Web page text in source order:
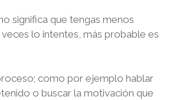
significa que tengas menos
lo intentes, más probable es
como por ejemplo hablar
o buscar la motivación que